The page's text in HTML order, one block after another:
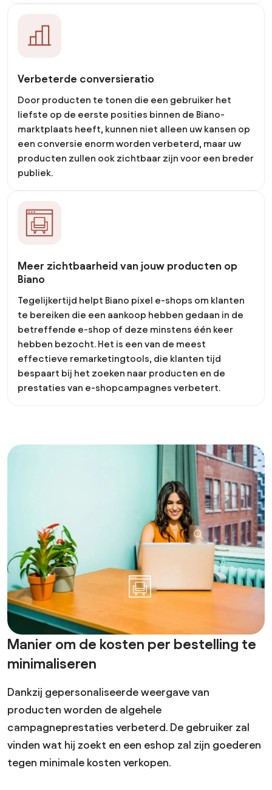
Verbeterde conversieratio
Door producten te tonen die een gebruiker het
liefste op de eerste posities binnen de Biano-
marktplaats heeft, kunnen niet alleen uw kansen op
een conversie enorm worden verbeterd, maar uw
producten zullen ook zichtbaar zijn voor een breder
publiek.
Meer zichtbaarheid van jouw producten op
Biano
Tegelijkertijd helpt Biano pixel e-shops om klanten
te bereiken die een aankoop hebben gedaan in de
betreffende e-shop of deze minstens één keer
hebben bezocht. Het is een van de meest
effectieve remarketingtools, die klanten tijd
bespaart bij het zoeken naar producten en de
prestaties van e-shopcampagnes verbetert.
Manier om de kosten per bestelling te
minimaliseren
Dankzij gepersonaliseerde weergave van
producten worden de algehele
campagneprestaties verbeterd. De gebruiker zal
vinden wat hij zoekt en een eshop zal zijn goederen
tegen minimale kosten verkopen.